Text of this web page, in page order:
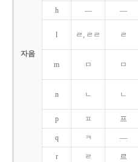
자음
h ― ―
l ㄹ, ㄹㄹ ㄹ
m ㅁ ㅁ
n ㄴ ㄴ
p ㅍ 프
q ㅋ ―
r ㄹ 르